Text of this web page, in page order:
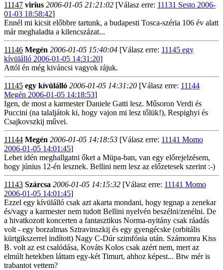
11147 virius 2006-01-05 21:21:02 [Válasz erre: 11131 Sesto 2006-
01-03 18:58:42]
Ennél mi kicsit előbbre tartunk, a budapesti Tosca-széria 106 év alatt
már meghaladta a kilencszázat...
11146 Megén 2006-01-05 15:40:04 [Válasz erre: 11145 egy
kívülálló 2006-01-05 14:31:20]
Attól én még kiváncsi vagyok rájuk.
11145 egy kívülálló 2006-01-05 14:31:20 [Válasz erre: 11144
Megén 2006-01-05 14:18:53]
Igen, de most a karmester Daniele Gatti lesz. Műsoron Verdi és
Puccini (na talaljátok ki, hogy vajon mi lesz tőlük!), Respighyi és
Csajkovszkij művei.
11144 Megén 2006-01-05 14:18:53 [Válasz erre: 11141 Momo
2006-01-05 14:01:45]
Lehet idén meghallgatni őket a Müpa-ban, van egy előrejelzésem,
hogy június 12-én lesznek. Bellini nem lesz az előzetesek szerint :-)
11143 Szárcsa 2006-01-05 14:15:32 [Válasz erre: 11141 Momo
2006-01-05 14:01:45]
Ezzel egy kívülálló csak azt akarta mondani, hogy tegnap a zenekar
és/vagy a karmester nem tudott Bellini nyelvén beszélni/zenélni. De
a hivatkozott koncerten a fantasztikus Norma-nyitány csak ráadás
volt - egy borzalmas Sztravinszkij és egy gyengécske (orbitális
kürtgikszerrel indított) Nagy C-Dúr szimfónia után. Számomra Kiss
B. volt az est csalódása, Kováts Kolos csak azért nem, mert az
elmúlt hetekben láttam egy-két Timurt, ahhoz képest... Btw mér is
trabantot vettem?